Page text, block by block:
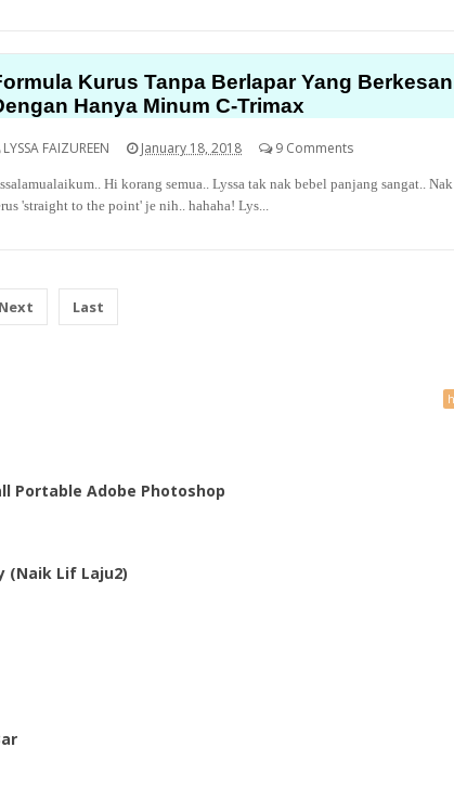
Kurus Tanpa Berlapar Yang Berkesan
Hanya Minum C-Trimax
LYSSA FAIZUREEN January 18, 2018 9 Comments
Hi korang semua.. Lyssa tak nak bebel panjang sangat.. Nak
'straight to the point' je nih.. hahaha! Lys...
Next Last
Portable Adobe Photoshop
(Naik Lif Laju2)